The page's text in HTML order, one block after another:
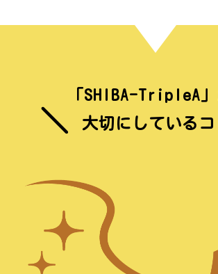
「SHIBA-TripleA
大切にしているコ